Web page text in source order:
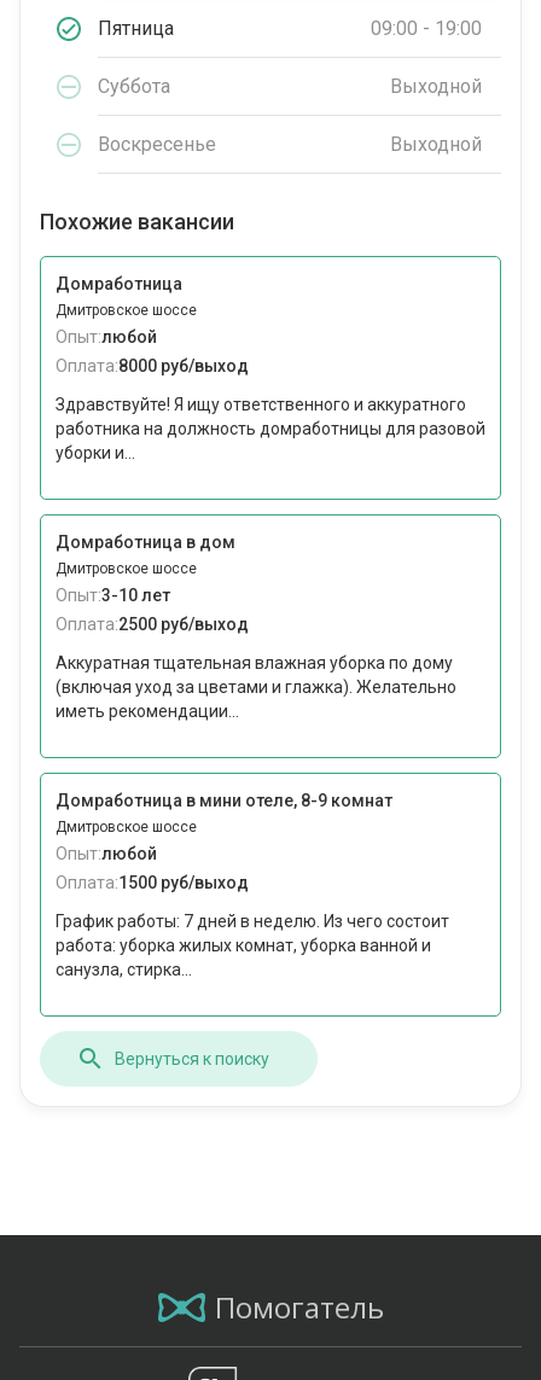
Пятница 09:00 - 19:00
Суббота Выходной
Воскресенье Выходной
Похожие вакансии
Домработница
Дмитровское шоссе
Опыт:любой
Оплата:8000 руб/выход
Здравствуйте! Я ищу ответственного и аккуратного
работника на должность домработницы для разовой
уборки и...
Домработница в дом
Дмитровское шоссе
Опыт:3-10 лет
Оплата:2500 руб/выход
Аккуратная тщательная влажная уборка по дому
(включая уход за цветами и глажка). Желательно
иметь рекомендации...
Домработница в мини отеле, 8-9 комнат
Дмитровское шоссе
Опыт:любой
Оплата:1500 руб/выход
График работы: 7 дней в неделю. Из чего состоит
работа: уборка жилых комнат, уборка ванной и
санузла, стирка...
Вернуться к поиску
Помогатель